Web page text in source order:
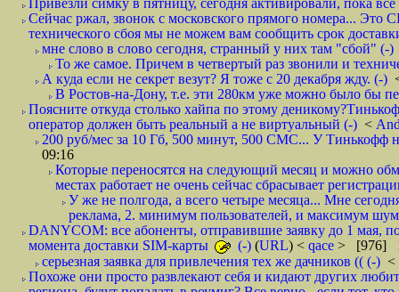
Привезли симку в пятницу, сегодня активировали, пока
Сейчас ржал, звонок с московского прямого номера... Это
технического сбоя мы не можем вам сообщить срок
мне слово в слово сегодня, странный у них там "сбой" (-)
То же самое. Причем в четвертый раз звонили и
А куда если не секрет везут? Я тоже с 20 декабря жду. (-)
В Ростов-на-Дону, т.е. эти 280км уже можно было бы
Поясните откуда столько хайпа по этому
оператор должен быть реальный а не виртуальный (-) <
200 руб/мес за 10 Гб, 500 минут, 500 СМС... У Тинькофф
09:16
Которые переносятся на следующий месяц и можно
местах работает не очень сейчас сбрасывает
У же не полгода, а всего четыре месяца... Мне
реклама, 2. минимум пользователей, и максимум
DANYCOM: все абоненты, отправившие заявку до 1 мая,
момента доставки SIM-карты
(-) (URL) < qace > [976]
серьезная заявка для привлечения тех же дачников (( (-) <
Похоже они просто развлекают себя и кидают других